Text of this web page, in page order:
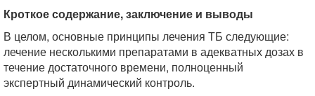
Кроткое содержание, заключение и выводы
В целом, основные принципы лечения ТБ следующие:
лечение несколькими препаратами в адекватных дозах в
течение достаточного времени, полноценный
экспертный динамический контроль.